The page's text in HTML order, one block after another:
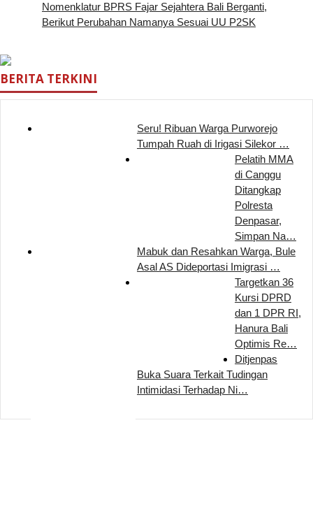
Nomenklatur BPRS Fajar Sejahtera Bali Berganti,
Berikut Perubahan Namanya Sesuai UU P2SK
BERITA TERKINI
Seru! Ribuan Warga Purworejo
Tumpah Ruah di Irigasi Silekor …
Pelatih MMA
di Canggu
Ditangkap
Polresta
Denpasar,
Simpan Na…
Mabuk dan Resahkan Warga, Bule
Asal AS Dideportasi Imigrasi …
Targetkan 36
Kursi DPRD
dan 1 DPR RI,
Hanura Bali
Optimis Re…
Ditjenpas
Buka Suara Terkait Tudingan
Intimidasi Terhadap Ni…